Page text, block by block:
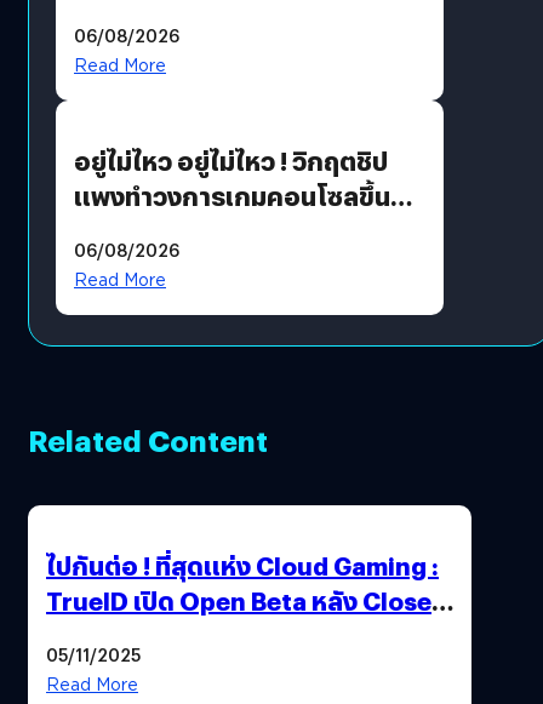
แนวทางปรับตัวสู่เศรษฐกิจสี
06/08/2026
Read More
อยู่ไม่ไหว อยู่ไม่ไหว ! วิกฤตชิป
แพงทำวงการเกมคอนโซลขึ้น
?
06/08/2026
Read More
Related Content
ไปกันต่อ ! ที่สุดแห่ง Cloud Gaming :
TrueID เปิด Open Beta หลัง Close
Thailand Game Show 2025 ทะลุ 15
05/11/2025
Read More